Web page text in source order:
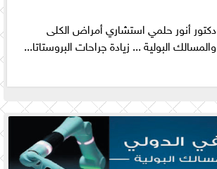
دكتور أنور حلمي استشاري أمراض الكلى
والمسالك البولية ... زيادة جراحات البروستاتا...